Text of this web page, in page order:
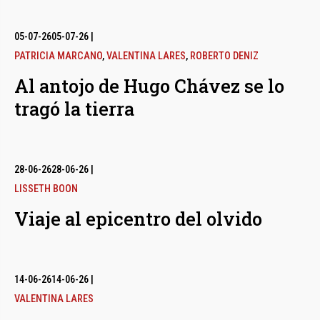
05-07-2605-07-26
PATRICIA MARCANO,VALENTINA LARES, ROBERTO DENIZ
Al antojo de Hugo Chávez se lo
tragó la tierra
28-06-2628-06-26
LISSETH BOON
Viaje al epicentro del olvido
14-06-2614-06-26
VALENTINA LARES